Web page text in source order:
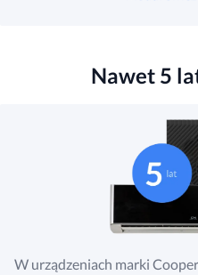
Nawet 5
W urządzeniach marki